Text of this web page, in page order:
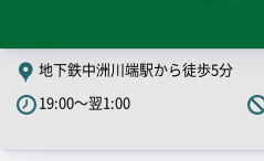
地下鉄中洲川端駅から徒歩5分
19:00～翌1:00